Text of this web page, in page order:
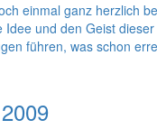
einmal ganz herzlich
und den Geist
führen, was schon